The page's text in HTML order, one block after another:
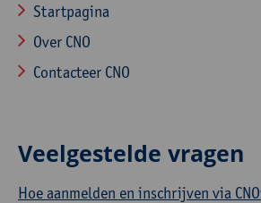
Startpagina
Over CNO
Contacteer CNO
Veelgestelde vragen
Hoe aanmelden en inschrijven via